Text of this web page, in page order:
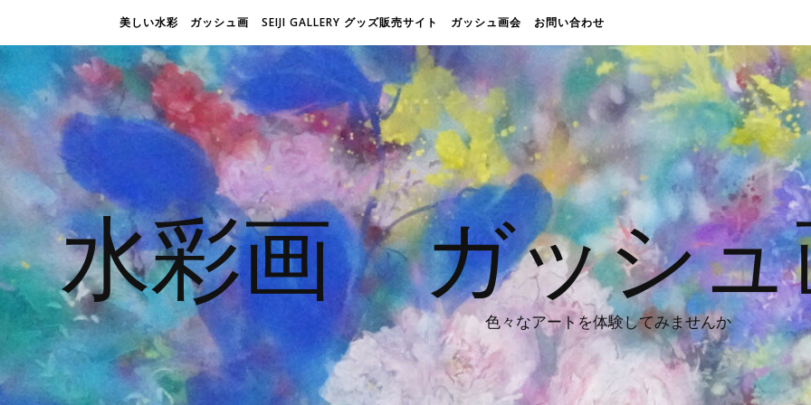
美しい水彩 ガッシュ画 SEIJI GALLERY グッズ販売サイト ガッシュ画会 お問い合わせ
水彩画 ガッシュ
色々なアートを体験してみませんか